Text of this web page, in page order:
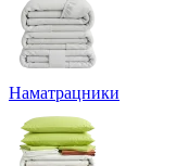
Наматрацники